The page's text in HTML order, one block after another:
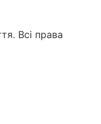
Всі права